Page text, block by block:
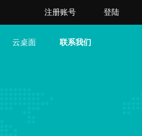
注册账号 登陆
云桌面 联系我们